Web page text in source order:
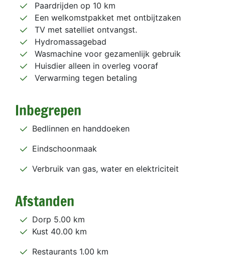
Paardrijden op 10 km
Een welkomstpakket met ontbijtzaken
TV met satelliet ontvangst.
Hydromassagebad
Wasmachine voor gezamenlijk gebruik
Huisdier alleen in overleg vooraf
Verwarming tegen betaling
Inbegrepen
Bedlinnen en handdoeken
Eindschoonmaak
Verbruik van gas, water en elektriciteit
Afstanden
Dorp 5.00 km
Kust 40.00 km
Restaurants 1.00 km